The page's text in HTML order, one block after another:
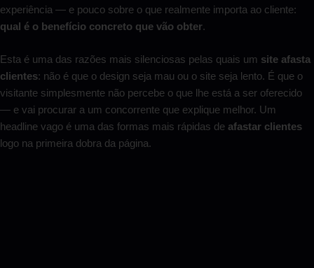
experiência — e pouco sobre o que realmente importa ao cliente:
qual é o benefício concreto que vão obter.
Esta é uma das razões mais silenciosas pelas quais um site afasta
clientes: não é que o design seja mau ou o site seja lento. É que o
visitante simplesmente não percebe o que lhe está a ser oferecido
— e vai procurar a um concorrente que explique melhor. Um
headline vago é uma das formas mais rápidas de afastar clientes
logo na primeira dobra da página.